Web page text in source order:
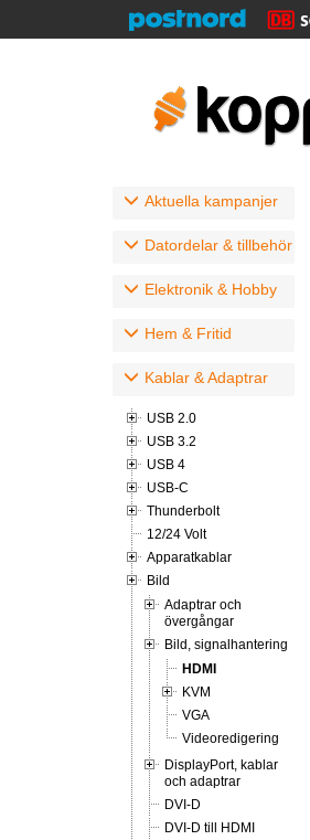
Aktuella kampanjer
Datordelar & tillbehör
Elektronik & Hobby
Hem & Fritid
Kablar & Adaptrar
USB 2.0
USB 3.2
USB 4
USB-C
Thunderbolt
12/24 Volt
Apparatkablar
Bild
Adaptrar och
övergångar
Bild, signalhantering
HDMI
KVM
VGA
Videoredigering
DisplayPort, kablar
och adaptrar
DVI-D
DVI-D till HDMI